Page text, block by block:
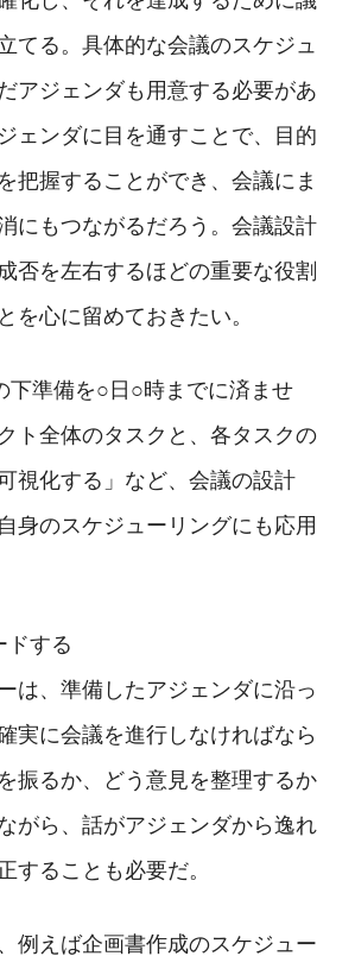
てる。具体的な会議のスケジュ
アジェンダも用意する必要があ
ェンダに目を通すことで、目的
把握することができ、会議にま
にもつながるだろう。会議設計
否を左右するほどの重要な役割
を心に留めておきたい。
下準備を○日○時までに済ませ
ト全体のタスクと、各タスクの
視化する」など、会議の設計
身のスケジューリングにも応用
ドする
は、準備したアジェンダに沿っ
実に会議を進行しなければなら
振るか、どう意見を整理するか
がら、話がアジェンダから逸れ
することも必要だ。
例えば企画書作成のスケジュー